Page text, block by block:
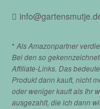
* Als Amazonpartner
Bei den so
Affiliate-Links. Das
Produkt dann kauft, nicht
oder weniger kauft als Ihr
ausgezahlt, die ich dann